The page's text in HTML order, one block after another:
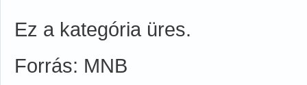
Ez a kategória üres.
Forrás: MNB